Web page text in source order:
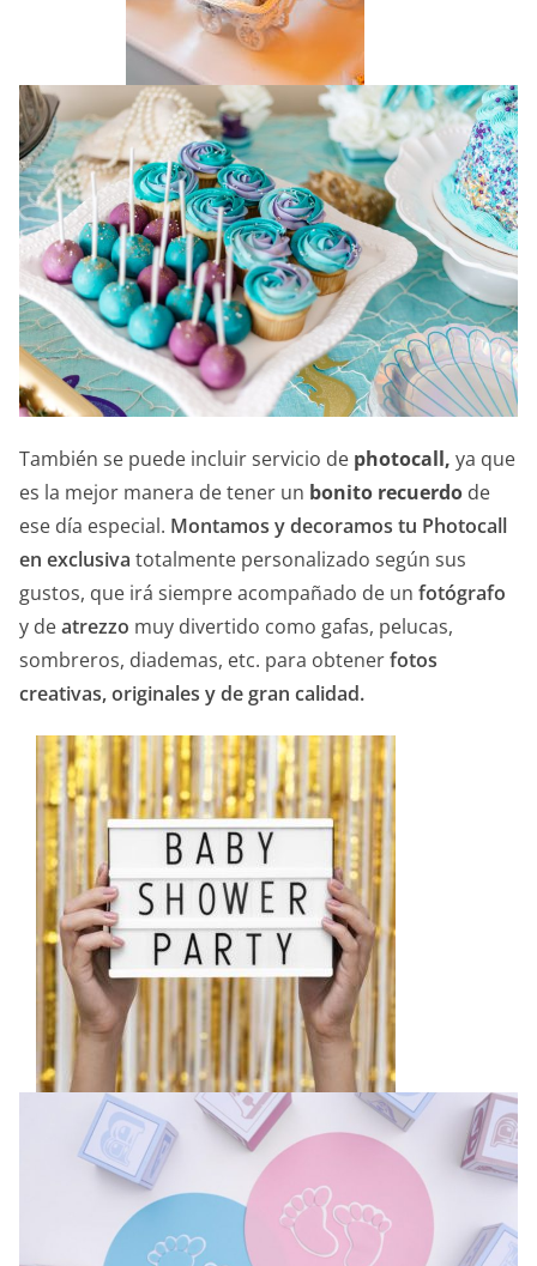
También se puede incluir servicio de photocall, ya que
es la mejor manera de tener un bonito recuerdo de
ese día especial. Montamos y decoramos tu Photocall
en exclusiva totalmente personalizado según sus
gustos, que irá siempre acompañado de un fotógrafo
y deatrezzo muy divertido como gafas, pelucas,
sombreros, diademas, etc. para obtenerfotos
creativas, originales y de gran calidad.